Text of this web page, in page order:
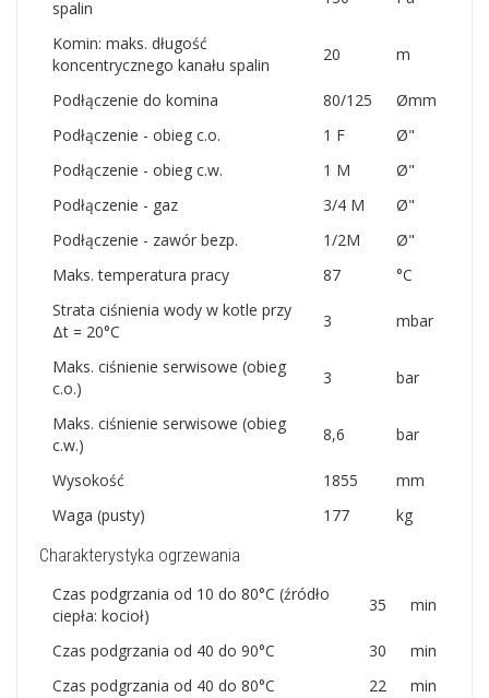
spalin
Komin: maks. długość
koncentrycznego kanału spalin
20 m
Podłączenie do komina 80/125
Ømm
Podłączenie - obieg c.o.
1 F
Ø"
Podłączenie - obieg c.w.
1 M
Ø"
Podłączenie - gaz
3/4 M
Ø"
Podłączenie - zawór bezp.
1/2M
Ø"
Maks. temperatura pracy
87
°C
Strata ciśnienia wody w kotle przy
Δt = 20°C
3 mbar
Maks. ciśnienie serwisowe (obieg
c.o.)
3 bar
Maks. ciśnienie serwisowe (obieg
c.w.)
8,6 bar
Wysokość 1855
mm
Waga (pusty)
177 kg
Charakterystyka ogrzewania
Czas podgrzania od 10 do 80°C (źródło
ciepła: kocioł)
35 min
Czas podgrzania od 40 do 90°C 30
min
Czas podgrzania od 40 do 80°C
22
min